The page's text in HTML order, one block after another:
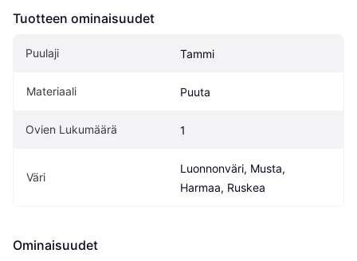
Tuotteen ominaisuudet
Puulaji Tammi
Materiaali Puuta
Ovien Lukumäärä 1
Väri
Luonnonväri, Musta,
Harmaa, Ruskea
Ominaisuudet